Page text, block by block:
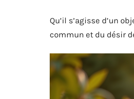
Qu’il s’agisse d’un
commun et du désir